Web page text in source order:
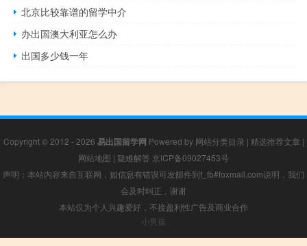
北京比较靠谱的留学中介
办出国澳大利亚怎么办
出国多少钱一年
Copyright © 2012 - 2026 易出国留学网 Powered by 网站分类目录 | 精选推荐文章 |
网站地图 | 疑难解答 京ICP备09027453号
声明：本站内容来自互联网，如信息有错误可发邮件到f_fb#foxmail.com说明，我们
会及时纠正，谢谢
本站仅为个人兴趣爱好，不接盈利性广告及商业合作
小男孩